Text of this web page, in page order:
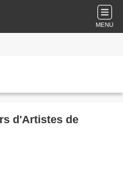
MENU
d'Artistes de